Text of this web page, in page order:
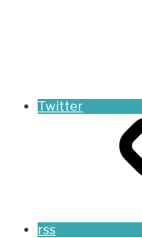
Twitter
rss